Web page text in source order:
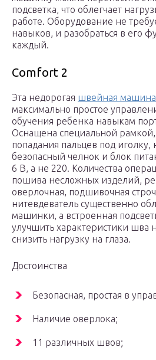
подсветка, что облегчает
работе. Оборудование не
навыков, и разобраться в его
каждый.
Comfort 2
Эта недорогая швейная машина
максимально простое
обучения ребенка навыкам
Оснащена специальной
попадания пальцев под
безопасный челнок и блок
6 В, а не 220. Количества
пошива несложных изделий,
оверлочная, подшивочная
нитевдеватель существенно
машинки, а встроенная
улучшить характеристики шва
снизить нагрузку на глаза.
Достоинства
Безопасная, простая в
Наличие оверлока;
11 различных швов;